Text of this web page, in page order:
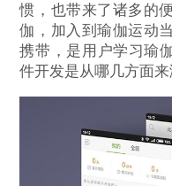
惯，也带来了诸多的
伽，加入到瑜伽运动
携带，是用户学习瑜
件开发是从哪几方面